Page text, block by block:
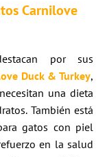
Carnilove
por sus
Duck & Turkey,
una dieta
También está
gatos con piel
en la salud